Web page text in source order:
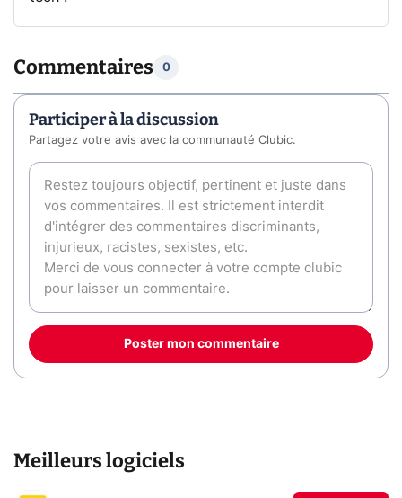
Commentaires 0
Participer à la discussion
Partagez votre avis avec la communauté Clubic.
Poster mon commentaire
Meilleurs logiciels